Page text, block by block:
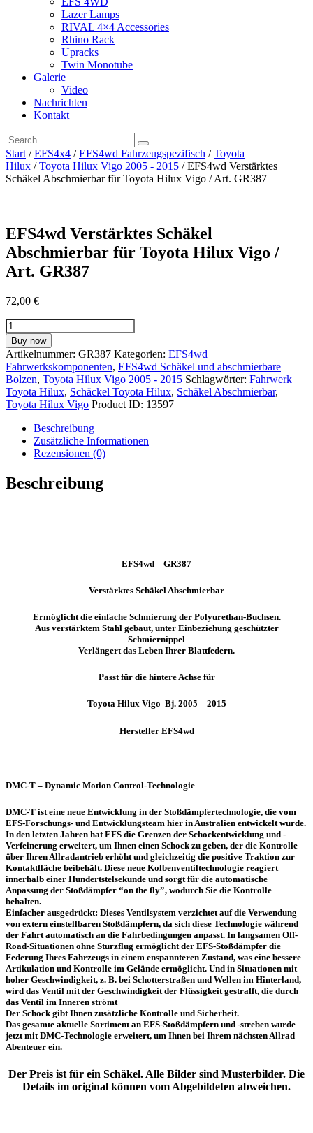
Lazer Lamps
RIVAL 4×4 Accessories
Rhino Rack
Upracks
Twin Monotube
Galerie
Video
Nachrichten
Kontakt
Start /EFS4x4 /EFS4wd Fahrzeugspezifisch /Toyota
Hilux /Toyota Hilux Vigo 2005 - 2015 / EFS4wd Verstärktes
Schäkel Abschmierbar für Toyota Hilux Vigo / Art. GR387
EFS4wd Verstärktes Schäkel
Abschmierbar für Toyota Hilux Vigo /
Art. GR387
72,00 €
EFS4wd
Verstärktes
Schäkel
Abschmierbar
für
Toyota
Hilux
Vigo
GR387
Menge
Buy now
Artikelnummer: GR387 Kategorien: EFS4wd
Fahrwerkskomponenten, EFS4wd Schäkel und abschmierbare
Bolzen, Toyota Hilux Vigo 2005 - 2015 Schlagwörter: Fahrwerk
Toyota Hilux, Schäckel Toyota Hilux, Schäkel Abschmierbar,
Toyota Hilux Vigo Product ID: 13597
Beschreibung
Zusätzliche Informationen
Rezensionen (0)
Beschreibung
EFS4wd – GR387
Verstärktes Schäkel Abschmierbar
Ermöglicht die einfache Schmierung der Polyurethan-Buchsen.
Aus verstärktem Stahl gebaut, unter Einbeziehung geschützter
Schmiernippel
Verlängert das Leben Ihrer Blattfedern.
Passt für die hintere Achse für
Toyota Hilux Vigo Bj. 2005 – 2015
Hersteller EFS4wd
DMC-T – Dynamic Motion Control-Technologie
DMC-T ist eine neue Entwicklung in der Stoßdämpfertechnologie, die vom
EFS-Forschungs- und Entwicklungsteam hier in Australien entwickelt wurde.
In den letzten Jahren hat EFS die Grenzen der Schockentwicklung und -
Verfeinerung erweitert, um Ihnen einen Schock zu geben, der die Kontrolle
über Ihren Allradantrieb erhöht und gleichzeitig die positive Traktion zur
Kontaktfläche beibehält. Diese neue Kolbenventiltechnologie reagiert
innerhalb einer Hundertstelsekunde und sorgt für die automatische
Anpassung der Stoßdämpfer “on the fly”, wodurch Sie die Kontrolle
behalten.
Einfacher ausgedrückt: Dieses Ventilsystem verzichtet auf die Verwendung
von extern einstellbaren Stoßdämpfern, da sich diese Technologie während
der Fahrt automatisch an die Fahrbedingungen anpasst. In langsamen Off-
Road-Situationen ohne Sturzflug ermöglicht der EFS-Stoßdämpfer die
Federung Ihres Fahrzeugs in einem enspannteren Zustand, was eine bessere
Artikulation und Kontrolle im Gelände ermöglicht. Und in Situationen mit
hoher Geschwindigkeit, z. B. bei Schotterstraßen und Wellen im Hinterland,
wird das Ventil mit der Geschwindigkeit der Flüssigkeit gestrafft, die durch
das Ventil im Inneren strömt
Der Schock gibt Ihnen zusätzliche Kontrolle und Sicherheit.
Das gesamte aktuelle Sortiment an EFS-Stoßdämpfern und -streben wurde
jetzt mit DMC-Technologie erweitert, um Ihnen bei Ihrem nächsten Allrad
Abenteuer ein.
Der Preis ist für ein Schäkel. Alle Bilder sind Musterbilder. Die
Details im original können vom Abgebildeten abweichen.